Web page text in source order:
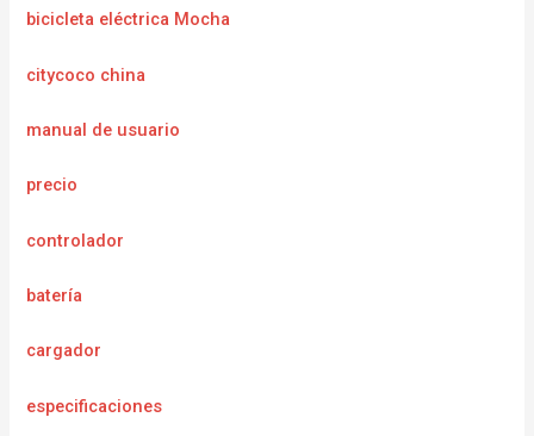
bicicleta eléctrica Mocha
citycoco china
manual de usuario
precio
controlador
batería
cargador
especificaciones